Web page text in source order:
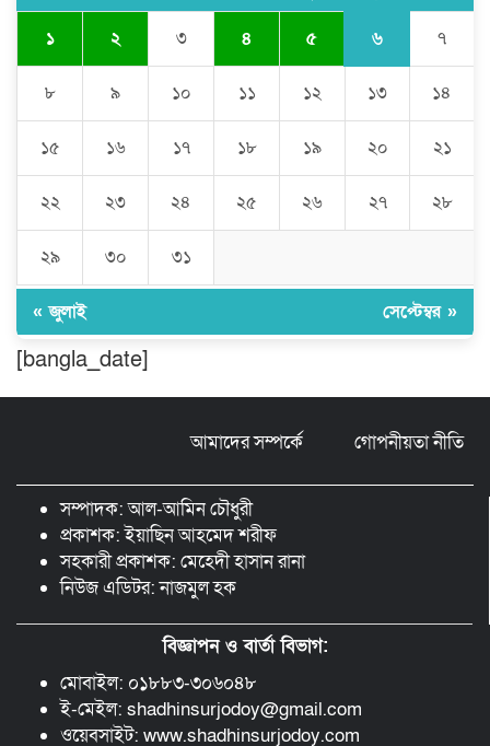
বিশ্বনাথে ‘প্রবাসী ওয়েলফেয়ার
এসোসিয়েশন’র পক্ষ থেকে নগদ অর্থ বিতরণ
মন্ত্রীর নাম ভাঙিয়ে তদবির বাণিজ্য মোংলায়
ফেন্সিডিল ও ৩২ হাজার টাকা উদ্ধার, আটক ১
মাদকবিরোধী ক্যাম্পেইন
ফয়জুন্নেসা চৌধুরানী স্বর্ণপদক’ পেলেন কবি
এম. আব্দুল কাইয়ুম
১ ২ ৩ ৪ ৫ ৬ ৭
৮ ৯ ১০ ১১ ১২ ১৩ ১৪
১৫ ১৬ ১৭ ১৮ ১৯ ২০ ২১
২২ ২৩ ২৪ ২৫ ২৬ ২৭ ২৮
২৯ ৩০ ৩১
« জুলাই সেপ্টেম্বর »
[bangla_date]
আমাদের সম্পর্কে গোপনীয়তা নীতি
সম্পাদক: আল-আমিন চৌধুরী
প্রকাশক: ইয়াছিন আহমেদ শরীফ
সহকারী প্রকাশক: মেহেদী হাসান রানা
নিউজ এডিটর: নাজমুল হক
বিজ্ঞাপন ও বার্তা বিভাগ:
মোবাইল: ০১৮৮৩-৩০৬০৪৮
ই-মেইল: shadhinsurjodoy@gmail.com
ওয়েবসাইট: www.shadhinsurjodoy.com